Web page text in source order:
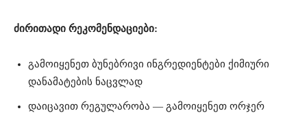
ძირითადი რეკომენდაციები:
გამოიყენეთ ბუნებრივი ინგრედიენტები ქიმიური
დანამატების ნაცვლად
დაიცავით რეგულარობა — გამოიყენეთ ორჯერ